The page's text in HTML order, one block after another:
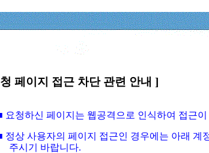
페이지 접근 차단 관련 안내 ]
요청하신 페이지는 웹공격으로 인식하여 접근
정상 사용자의 페이지 접근인 경우에는 아래 계
주시기 바랍니다.